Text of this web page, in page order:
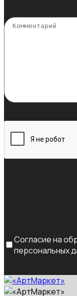
Согласие на
персональных